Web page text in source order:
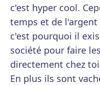
c'est hyper cool.
temps et de
c'est pourquoi il
société pour faire
directement chez
En plus ils sont